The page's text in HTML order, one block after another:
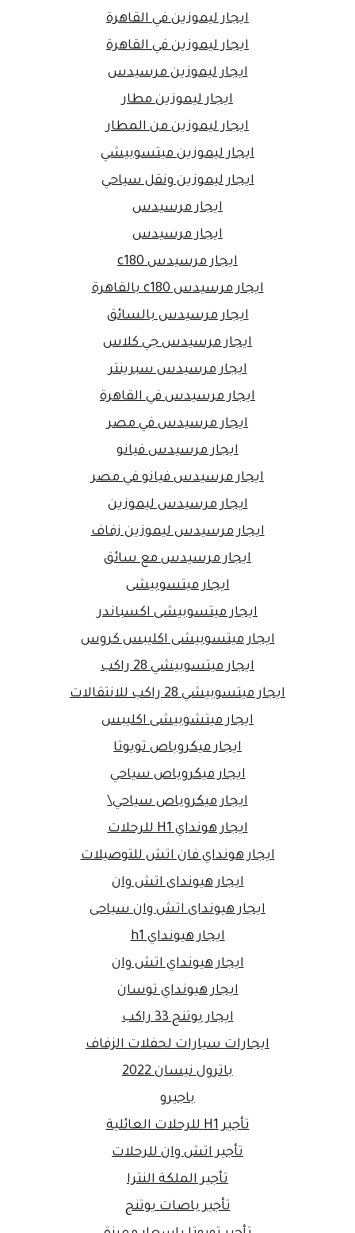
ايجار ليموزين في القاهرة
ايجار ليموزين في القاهرة
ايجار ليموزين مرسيدس
ايجار ليموزين مطار
ايجار ليموزين من المطار
ايجار ليموزين ميتسوبيشي
ايجار ليموزين ونقل سياحي
ايجار مرسيدس
ايجار مرسيدس
ايجار مرسيدس c180
ايجار مرسيدس c180 بالقاهرة
ايجار مرسيدس بالسائق
ايجار مرسيدس جي كلاس
ايجار مرسيدس سبرينتر
ايجار مرسيدس في القاهرة
ايجار مرسيدس في مصر
ايجار مرسيدس فيانو
ايجار مرسيدس فيانو في مصر
ايجار مرسيدس ليموزين
ايجار مرسيدس ليموزين زفاف
ايجار مرسيدس مع سائق
ايجار ميتسوبيشى
ايجار ميتسوبيشى اكسباندر
ايجار ميتسوبيشى اكليبس كروس
ايجار ميتسوبيشي 28 راكب
ايجار ميتسوبيشي 28 راكب للانتقالات
ايجار ميتشوبيشى اكليبس
ايجار ميكروباص تويوتا
ايجار ميكروباص سياحي
ايجار ميكروباص سياحي\
ايجار هونداي H1 للرحلات
ايجار هونداي فان اتش للتوصيلات
ايجار هيونداى اتش وان
ايجار هيونداى اتش وان سياحى
ايجار هيونداي h1
ايجار هيونداي اتش وان
ايجار هيونداي توسان
ايجار يوتنج 33 راكب
ايجارات سيارات لحفلات الزفاف
باترول نيسان 2022
باجيرو
تأجير H1 للرحلات العائلية
تأجير اتش وان للرحلات
تأجير الملكة النترا
تأجير باصات يوتنج